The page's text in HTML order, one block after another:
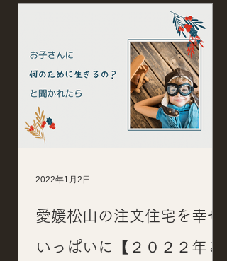
愛媛松山の注文住宅を幸せ
いっぱいに【２０２２年ご
2022年1月2日